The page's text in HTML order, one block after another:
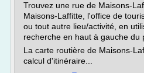
Trouvez une rue de Maisons-
Maisons-Laffitte, l'office de
ou tout autre lieu/activité, en
recherche en haut à gauche du
La carte routière de Maisons-
calcul d'itinéraire...